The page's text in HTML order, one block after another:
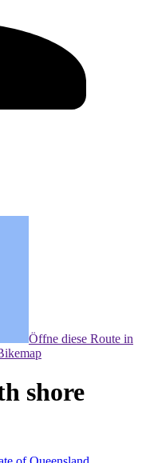
Öffne diese Route in
shore